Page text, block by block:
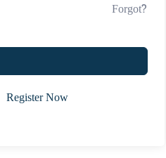
Forgot?
Register Now